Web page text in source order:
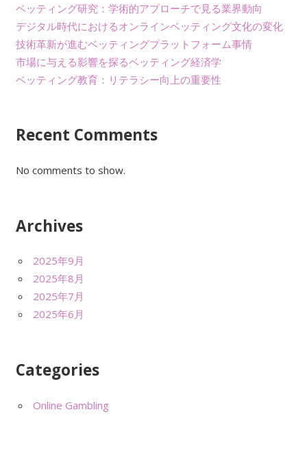
ョ
ン
ベッティング研究：学術的アプローチで見る業界動向
デジタル時代におけるオンラインベッティング文化の変化
技術革新が進むベッティングプラットフォーム事情
市場に与える影響を探るベッティング経済学
ベッティング教育：リテラシー向上の重要性
Recent Comments
No comments to show.
Archives
2025年9月
2025年8月
2025年7月
2025年6月
Categories
Online Gambling